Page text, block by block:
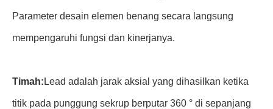
Parameter desain elemen benang secara langsung
mempengaruhi fungsi dan kinerjanya.
Timah: Lead adalah jarak aksial yang dihasilkan ketika
titik pada punggung sekrup berputar 360 ° di sepanjang